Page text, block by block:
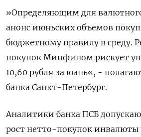
»Определяющим для
анонс июньских объемов
бюджетному правилу в среду.
покупок Минфином рискует
10,60 рубля за юань«, -
банка Санкт-Петербург.
Аналитики банка ПСБ
рост нетто-покупок инвалюты